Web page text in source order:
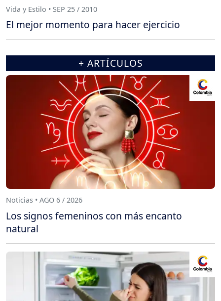
Vida y Estilo • SEP 25 / 2010
El mejor momento para hacer ejercicio
+ ARTÍCULOS
Noticias • AGO 6 / 2026
Los signos femeninos con más encanto
natural